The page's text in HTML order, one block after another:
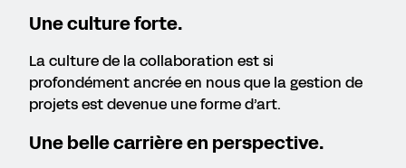
Une culture forte.
La culture de la collaboration est si
profondément ancrée en nous que la gestion de
projets est devenue une forme d’art.
Une belle carrière en perspective.